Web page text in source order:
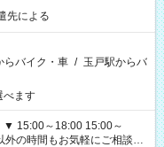
先による
らバイク・車 / 玉戸駅からバ
ます